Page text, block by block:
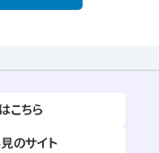
こちら
のサイト